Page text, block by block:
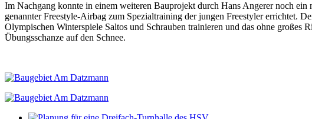
Im Nachgang konnte in einem weiteren Bauprojekt durch Hans Angerer noch
genannter Freestyle-Airbag zum Spezialtraining der jungen Freestyler errichtet.
Olympischen Winterspiele Saltos und Schrauben trainieren und das ohne
Übungsschanze auf den Schnee.